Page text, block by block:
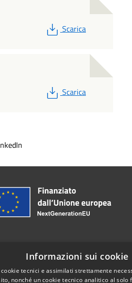
PDF
Scarica
PDF
Scarica
Informazioni sui cookie
tecnici e assimilati strettamente
nonché un cookie tecnico analitico al